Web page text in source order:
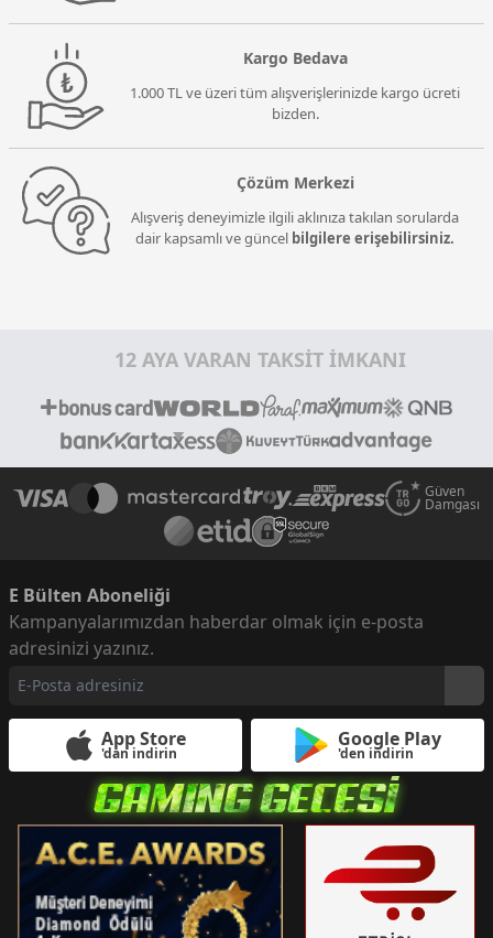
Kargo Bedava
1.000 TL ve üzeri tüm alışverişlerinizde kargo ücreti
bizden.
Çözüm Merkezi
Alışveriş deneyimizle ilgili aklınıza takılan sorularda
dair kapsamlı ve güncel bilgilere erişebilirsiniz.
12 AYA VARAN TAKSİT İMKANI
Güven
Damgası
E Bülten Aboneliği
Kampanyalarımızdan haberdar olmak için e-posta
adresinizi yazınız.
App Store
'dan indirin
Google Play
'den indirin